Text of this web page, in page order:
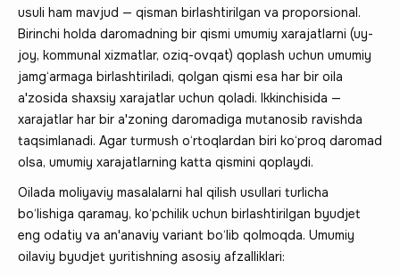
usuli ham mavjud — qisman birlashtirilgan va proporsional.
Birinchi holda daromadning bir qismi umumiy xarajatlarni (uy-
joy, kommunal xizmatlar, oziq-ovqat) qoplash uchun umumiy
jamg‘armaga birlashtiriladi, qolgan qismi esa har bir oila
a'zosida shaxsiy xarajatlar uchun qoladi. Ikkinchisida —
xarajatlar har bir a'zoning daromadiga mutanosib ravishda
taqsimlanadi. Agar turmush o‘rtoqlardan biri ko‘proq daromad
olsa, umumiy xarajatlarning katta qismini qoplaydi.
Oilada moliyaviy masalalarni hal qilish usullari turlicha
bo‘lishiga qaramay, ko‘pchilik uchun birlashtirilgan byudjet
eng odatiy va an'anaviy variant bo‘lib qolmoqda. Umumiy
oilaviy byudjet yuritishning asosiy afzalliklari: